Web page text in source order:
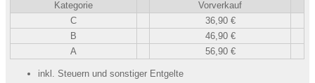
Kategorie
Vorverkauf
C
36,90 €
B
46,90 €
A
56,90 €
inkl. Steuern und sonstiger Entgelte